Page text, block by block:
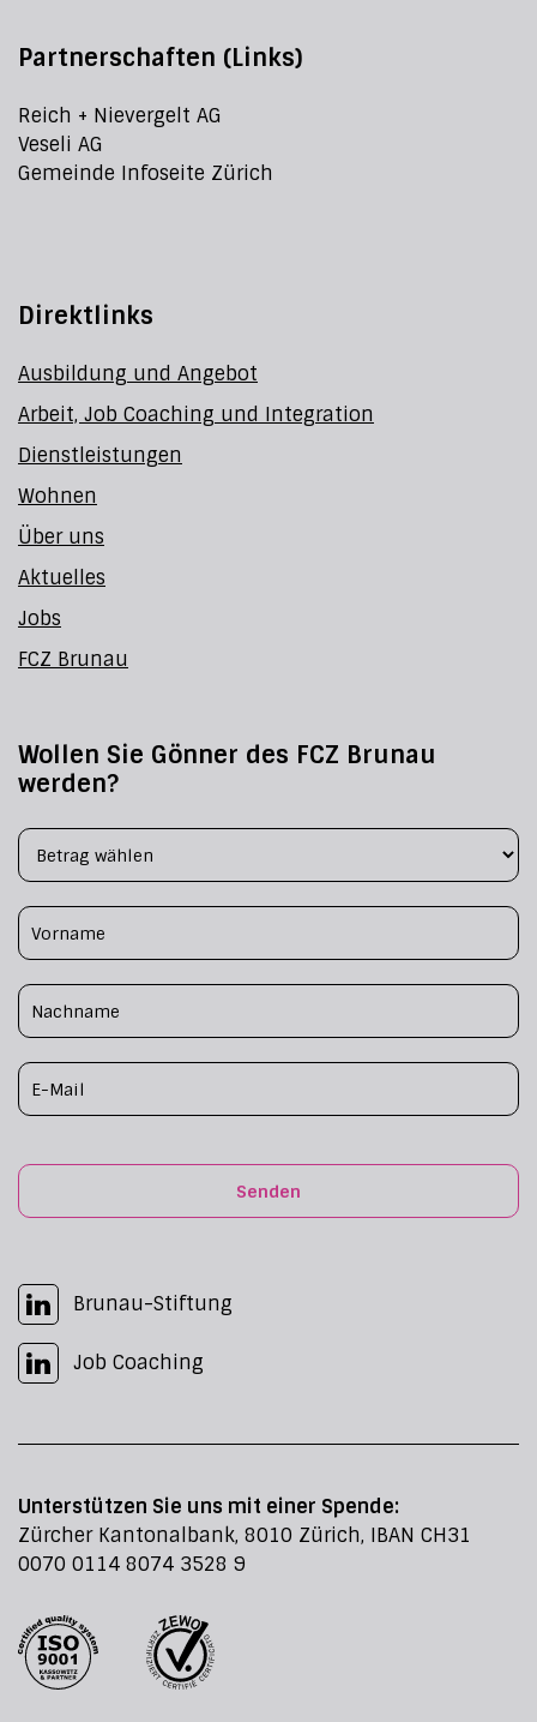
Partnerschaften (Links)
Reich + Nievergelt AG
Veseli AG
Gemeinde Infoseite Zürich
Direktlinks
Ausbildung und Angebot
Arbeit, Job Coaching und Integration
Dienstleistungen
Wohnen
Über uns
Aktuelles
Jobs
FCZ Brunau
Wollen Sie Gönner des FCZ Brunau
werden?
Senden
Brunau-Stiftung
Job Coaching
Unterstützen Sie uns mit einer Spende:
Zürcher Kantonalbank, 8010 Zürich, IBAN CH31
0070 0114 8074 3528 9